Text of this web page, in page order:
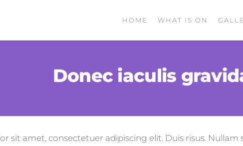
HOME WHAT IS ON
Donec iaculis
sit amet, consectetuer adipiscing elit. Duis risus.